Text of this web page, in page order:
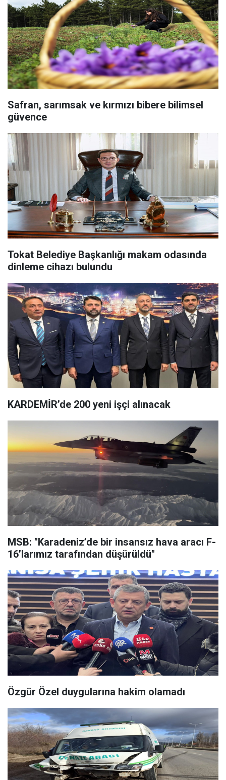
Safran, sarımsak ve kırmızı bibere bilimsel
güvence
Tokat Belediye Başkanlığı makam odasında
dinleme cihazı bulundu
KARDEMİR’de 200 yeni işçi alınacak
MSB: "Karadeniz’de bir insansız hava aracı F-
16’larımız tarafından düşürüldü"
Özgür Özel duygularına hakim olamadı